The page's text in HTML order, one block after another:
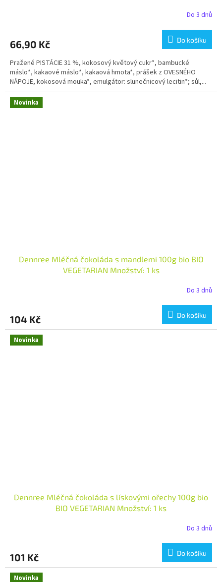
Do 3 dnů
66,90 Kč Do košíku
Pražené PISTÁCIE 31 %, kokosový květový cukr*, bambucké
máslo*, kakaové máslo*, kakaová hmota*, prášek z OVESNÉHO
NÁPOJE, kokosová mouka*, emulgátor: slunečnicový lecitin*; sůl,...
Novinka
Dennree Mléčná čokoláda s mandlemi 100g bio BIO
VEGETARIAN Množství: 1 ks
Do 3 dnů
104 Kč Do košíku
Novinka
Dennree Mléčná čokoláda s lískovými ořechy 100g bio
BIO VEGETARIAN Množství: 1 ks
Do 3 dnů
101 Kč Do košíku
Novinka